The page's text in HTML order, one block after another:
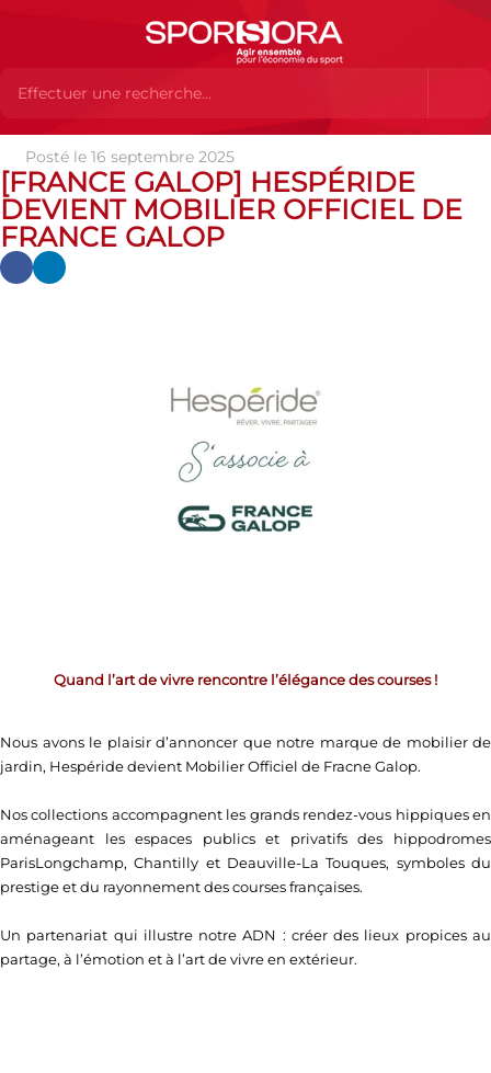
Actualités Actualités Actualités des MEMBRES
Galop] Hespéride devient Mobilier Officiel de France Galop
Posté le 16 septembre 2025
[FRANCE GALOP] HESPÉRIDE
DEVIENT MOBILIER OFFICIEL DE
FRANCE GALOP
Quand l’art de vivre rencontre l’élégance des courses !​
Nous avons le plaisir d’annoncer que notre marque de mobilier de
jardin, Hespéride devient Mobilier Officiel de Fracne Galop.
Nos collections accompagnent les grands rendez-vous hippiques en
aménageant les espaces publics et privatifs des hippodromes
ParisLongchamp, Chantilly et Deauville-La Touques, symboles du
prestige et du rayonnement des courses françaises.​
Un partenariat qui illustre notre ADN : créer des lieux propices au
partage, à l’émotion et à l’art de vivre en extérieur.​